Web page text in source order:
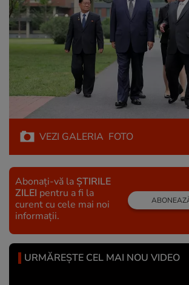
VEZI GALERIA FOTO
Abonați-vă la ȘTIRILE
ZILEI pentru a fi la
curent cu cele mai noi
informații.
URMĂREȘTE CEL MAI NOU VIDEO